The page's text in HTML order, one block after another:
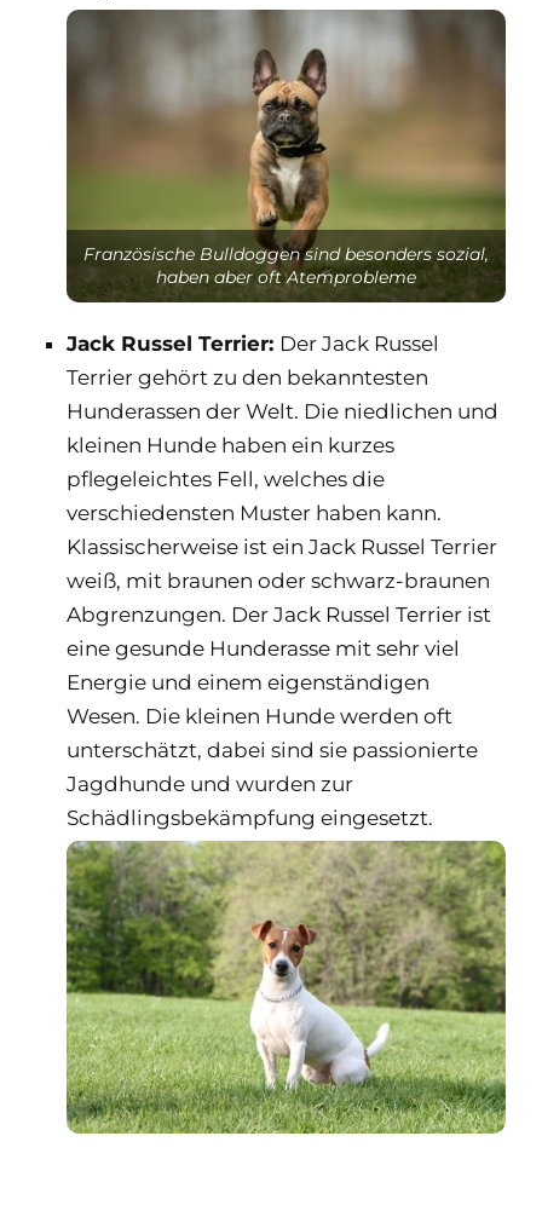
Französische Bulldoggen sind besonders sozial,
haben aber oft Atemprobleme
Jack Russel Terrier: Der Jack Russel
Terrier gehört zu den bekanntesten
Hunderassen der Welt. Die niedlichen und
kleinen Hunde haben ein kurzes
pflegeleichtes Fell, welches die
verschiedensten Muster haben kann.
Klassischerweise ist ein Jack Russel Terrier
weiß, mit braunen oder schwarz-braunen
Abgrenzungen. Der Jack Russel Terrier ist
eine gesunde Hunderasse mit sehr viel
Energie und einem eigenständigen
Wesen. Die kleinen Hunde werden oft
unterschätzt, dabei sind sie passionierte
Jagdhunde und wurden zur
Schädlingsbekämpfung eingesetzt.